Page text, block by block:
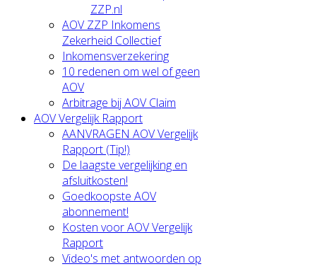
ZZP.nl
AOV ZZP Inkomens
Zekerheid Collectief
Inkomensverzekering
10 redenen om wel of geen
AOV
Arbitrage bij AOV Claim
AOV Vergelijk Rapport
AANVRAGEN AOV Vergelijk
Rapport (Tip!)
De laagste vergelijking en
afsluitkosten!
Goedkoopste AOV
abonnement!
Kosten voor AOV Vergelijk
Rapport
Video's met antwoorden op